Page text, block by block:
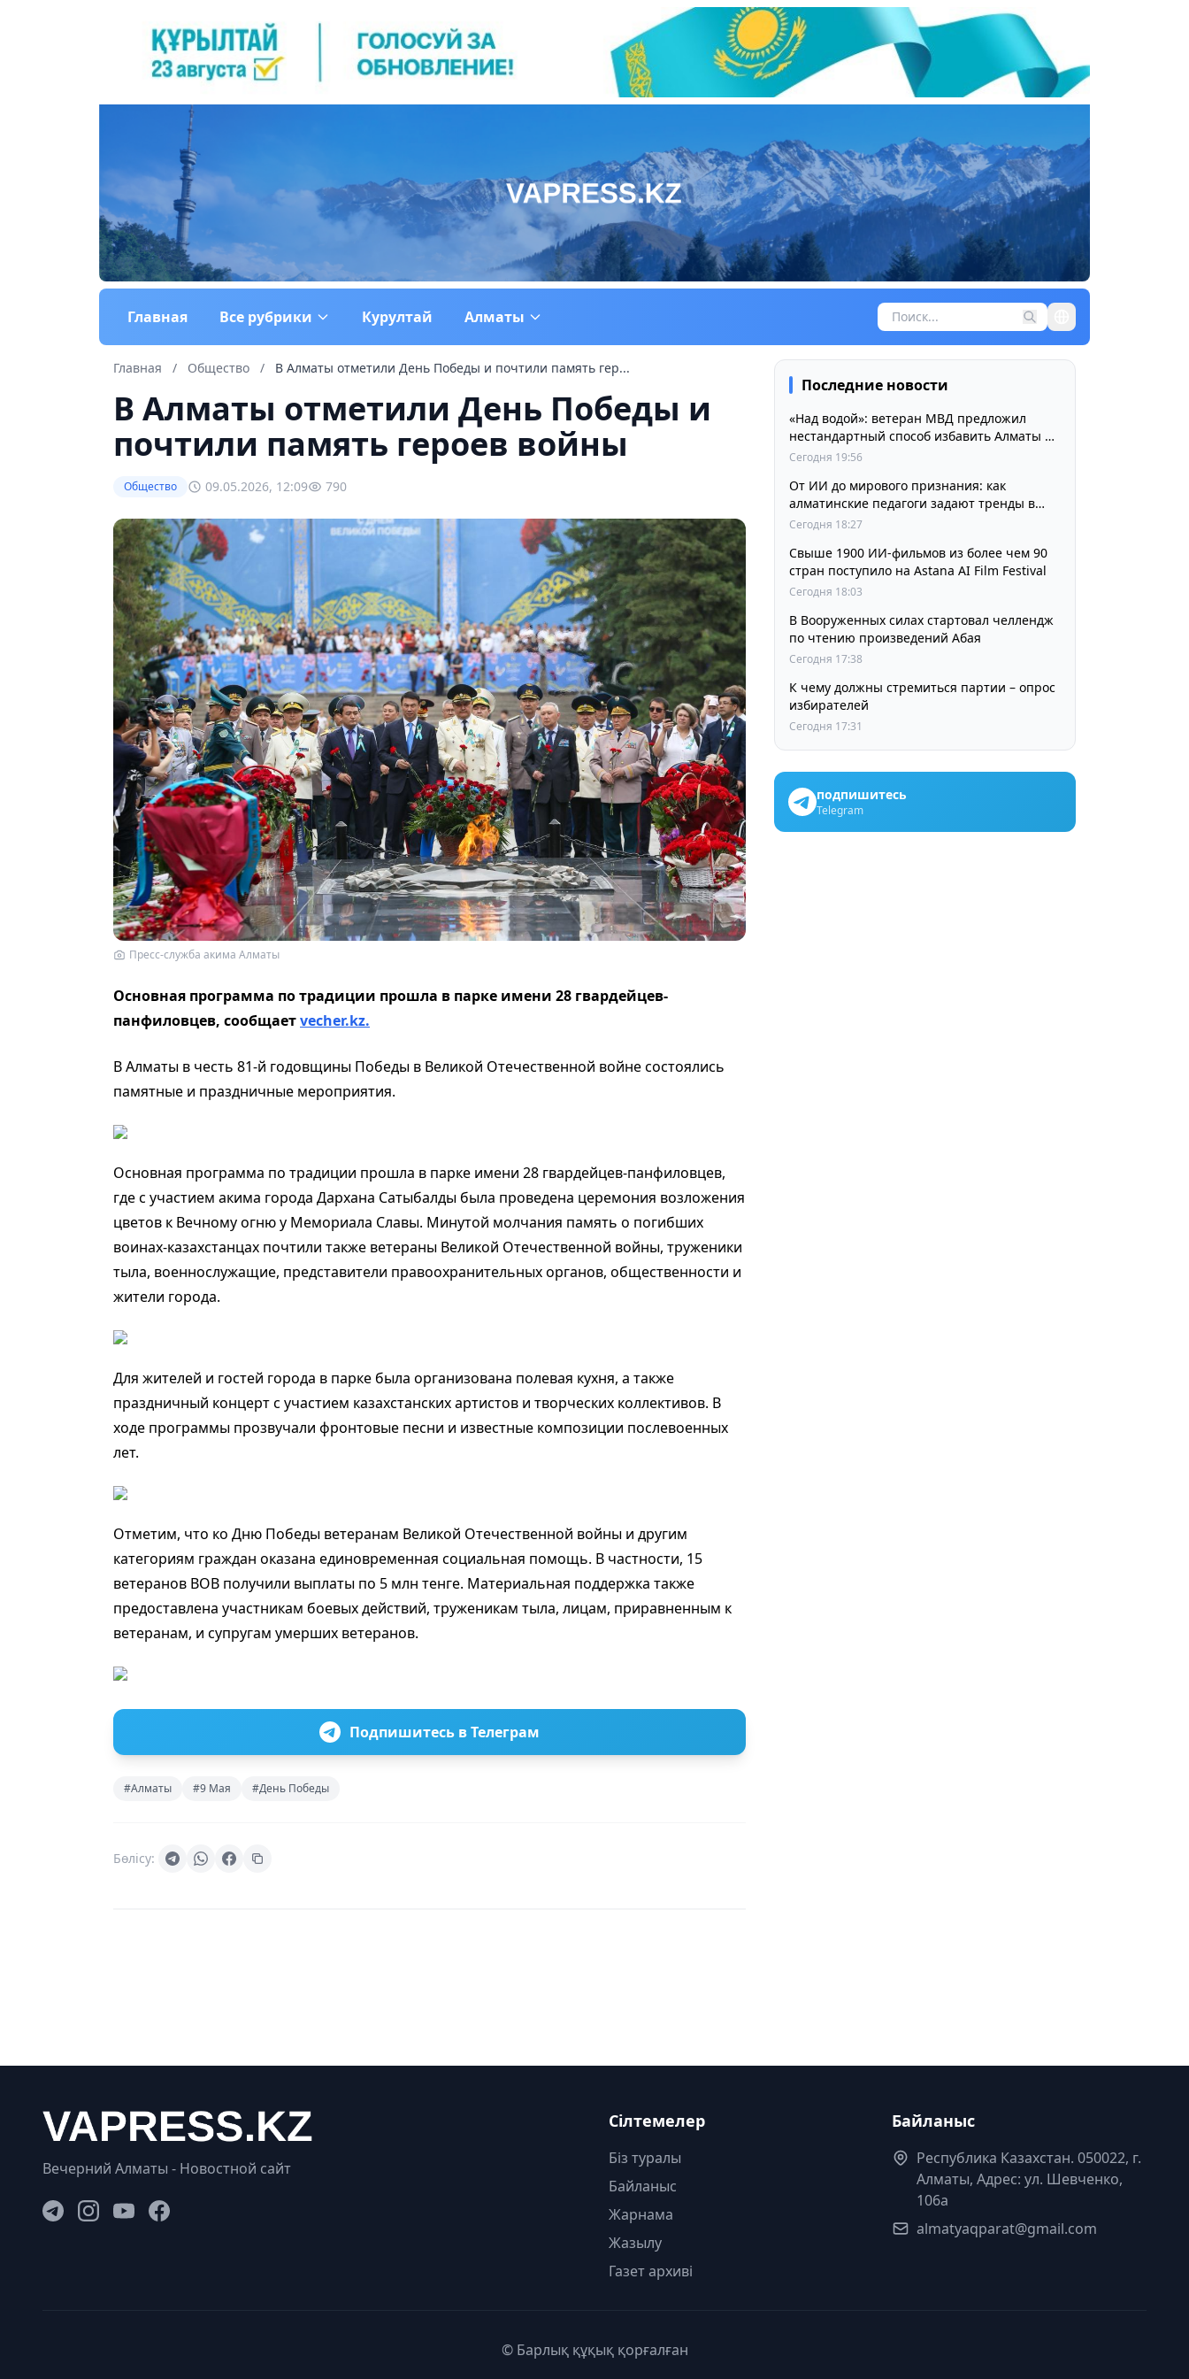
Главная Все рубрики Курултай Алматы
Главная / Общество / В Алматы отметили День Победы и почтили память гер...
В Алматы отметили День Победы и
почтили память героев войны
Общество 09.05.2026, 12:09 790
Пресс-служба акима Алматы
Основная программа по традиции прошла в парке имени 28 гвардейцев-
панфиловцев, сообщаетvecher.kz.
В Алматы в честь 81-й годовщины Победы в Великой Отечественной войне состоялись
памятные и праздничные мероприятия.
Основная программа по традиции прошла в парке имени 28 гвардейцев-панфиловцев,
где с участием акима города Дархана Сатыбалды была проведена церемония возложения
цветов к Вечному огню у Мемориала Славы. Минутой молчания память о погибших
воинах-казахстанцах почтили также ветераны Великой Отечественной войны, труженики
тыла, военнослужащие, представители правоохранительных органов, общественности и
жители города.
Для жителей и гостей города в парке была организована полевая кухня, а также
праздничный концерт с участием казахстанских артистов и творческих коллективов. В
ходе программы прозвучали фронтовые песни и известные композиции послевоенных
лет.
Отметим, что ко Дню Победы ветеранам Великой Отечественной войны и другим
категориям граждан оказана единовременная социальная помощь. В частности, 15
ветеранов ВОВ получили выплаты по 5 млн тенге. Материальная поддержка также
предоставлена участникам боевых действий, труженикам тыла, лицам, приравненным к
ветеранам, и супругам умерших ветеранов.
Подпишитесь в Телеграм
#Алматы #9 Мая #День Победы
Бөлісу:
Последние новости
«Над водой»: ветеран МВД предложил
нестандартный способ избавить Алматы от
пробок и смога
Сегодня 19:56
От ИИ до мирового признания: как
алматинские педагоги задают тренды в
изучении языков
Сегодня 18:27
Свыше 1900 ИИ-фильмов из более чем 90
стран поступило на Astana AI Film Festival
Сегодня 18:03
В Вооруженных силах стартовал челлендж
по чтению произведений Абая
Сегодня 17:38
К чему должны стремиться партии – опрос
избирателей
Сегодня 17:31
подпишитесь
Telegram
Вечерний Алматы - Новостной сайт
Сілтемелер
Біз туралы
Байланыс
Жарнама
Жазылу
Газет архиві
Байланыс
Республика Казахстан. 050022, г.
Алматы, Адрес: ул. Шевченко,
106а
almatyaqparat@gmail.com
© Барлық құқық қорғалған